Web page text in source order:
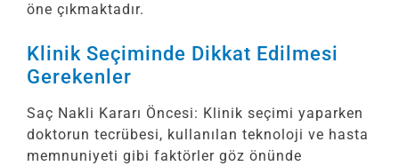
öne çıkmaktadır.
Klinik Seçiminde Dikkat Edilmesi
Gerekenler
Saç Nakli Kararı Öncesi: Klinik seçimi yaparken
doktorun tecrübesi, kullanılan teknoloji ve hasta
memnuniyeti gibi faktörler göz önünde